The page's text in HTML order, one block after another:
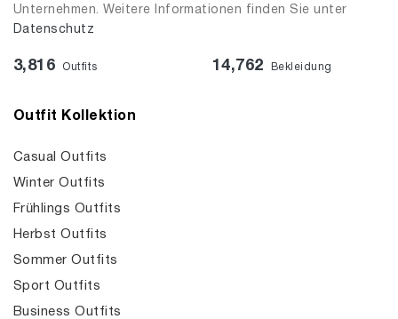
Unternehmen. Weitere Informationen finden Sie unter
Datenschutz
3,816 Outfits 14,762 Bekleidung
Outfit Kollektion
Casual Outfits
Winter Outfits
Frühlings Outfits
Herbst Outfits
Sommer Outfits
Sport Outfits
Business Outfits